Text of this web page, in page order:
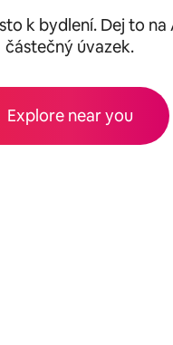
k bydlení. Dej to na
částečný úvazek.
Explore near you